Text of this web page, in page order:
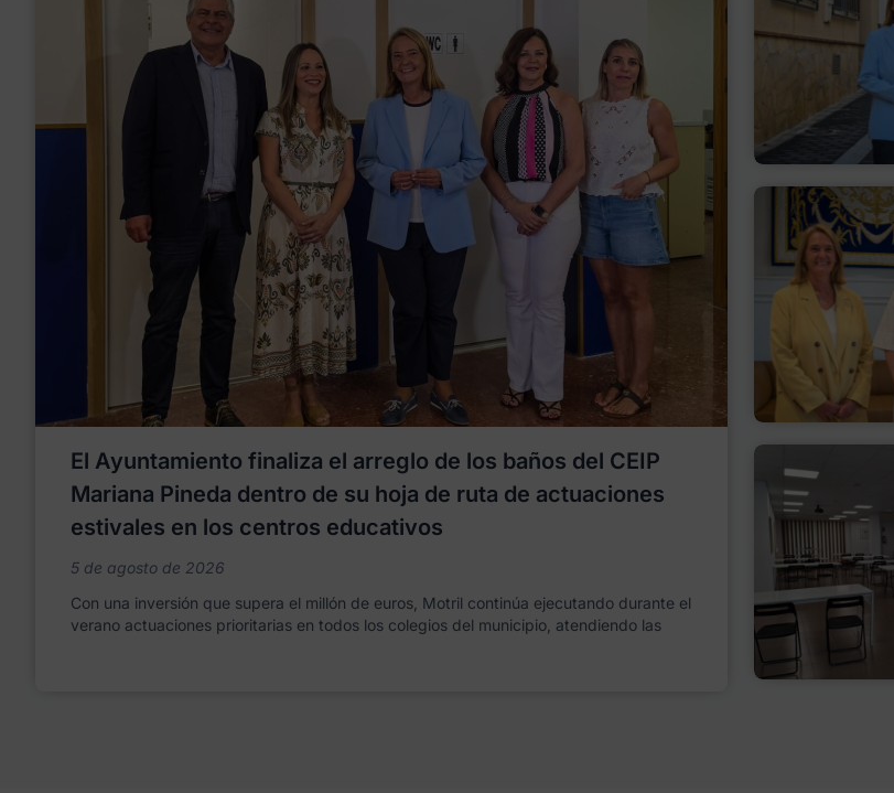
El Ayuntamiento finaliza el arreglo de los baños del CEIP
Mariana Pineda dentro de su hoja de ruta de actuaciones
estivales en los centros educativos
5 de agosto de 2026
Con una inversión que supera el millón de euros, Motril continúa ejecutando durante el
verano actuaciones prioritarias en todos los colegios del municipio, atendiendo las